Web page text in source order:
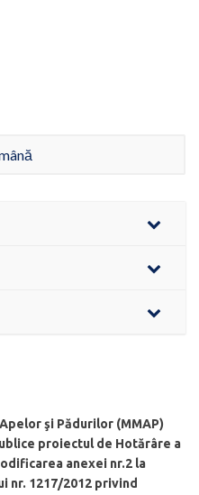
şi Pădurilor (MMAP)
proiectul de Hotărâre a
anexei nr.2 la
nr. 1217/2012 privind